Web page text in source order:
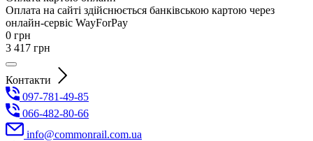
Оплата на сайті здійснюється банківською картою через
онлайн-сервіс WayForPay
0 грн
3 417 грн
Контакти
097-781-49-85
066-482-80-66
info@commonrail.com.ua